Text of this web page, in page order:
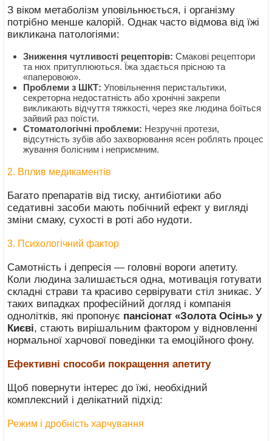
З віком метаболізм уповільнюється, і організму
потрібно менше калорій. Однак часто відмова від їжі
викликана патологіями:
Зниження чутливості рецепторів: Смакові рецептори
та нюх притуплюються. Їжа здається прісною та
«паперовою».
Проблеми з ШКТ: Уповільнення перистальтики,
секреторна недостатність або хронічні закрепи
викликають відчуття тяжкості, через яке людина боїться
зайвий раз поїсти.
Стоматологічні проблеми: Незручні протези,
відсутність зубів або захворювання ясен роблять процес
жування болісним і неприємним.
2. Вплив медикаментів
Багато препаратів від тиску, антибіотики або
седативні засоби мають побічний ефект у вигляді
зміни смаку, сухості в роті або нудоти.
3. Психологічний фактор
Самотність і депресія — головні вороги апетиту.
Коли людина залишається одна, мотивація готувати
складні страви та красиво сервірувати стіл зникає. У
таких випадках професійний догляд і компанія
однолітків, які пропонує пансіонат «Золота Осінь» у
Києві, стають вирішальним фактором у відновленні
нормальної харчової поведінки та емоційного фону.
Ефективні способи покращення апетиту
Щоб повернути інтерес до їжі, необхідний
комплексний і делікатний підхід:
Режим і дробність харчування